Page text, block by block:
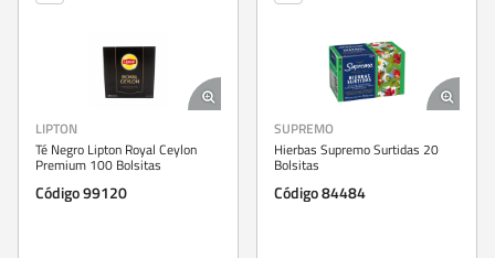
LIPTON
Té Negro Lipton Royal Ceylon
Premium 100 Bolsitas
Código 99120
SUPREMO
Hierbas Supremo Surtidas 20
Bolsitas
Código 84484